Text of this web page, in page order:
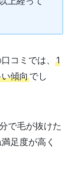
コミでは、 1
傾向でし
で毛が抜けた
足度が高く